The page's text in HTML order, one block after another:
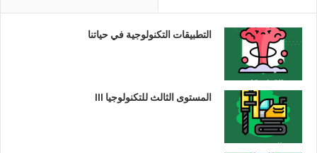
التطبيقات التكنولوجية في حياتنا
المستوى الثالث للتكنولوجيا III